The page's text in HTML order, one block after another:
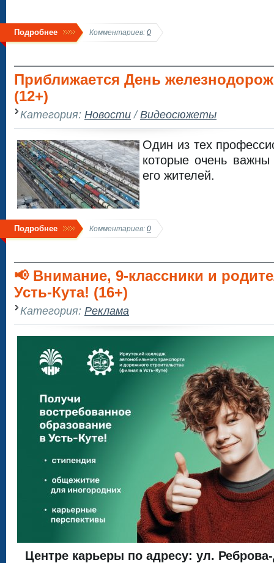
Подробнее Комментариев: 0
Приближается День
(12+)
Категория: Новости/Видеосюжеты
Один из тех
которые очень
его жителей.
Подробнее Комментариев: 0
📢 Внимание, 9-классники и
Усть-Кута! (16+)
Категория: Реклама
Центре карьеры по адресу: ул.